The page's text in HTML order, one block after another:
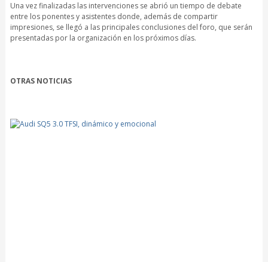
Una vez finalizadas las intervenciones se abrió un tiempo de debate
entre los ponentes y asistentes donde, además de compartir
impresiones, se llegó a las principales conclusiones del foro, que serán
presentadas por la organización en los próximos días.
OTRAS NOTICIAS